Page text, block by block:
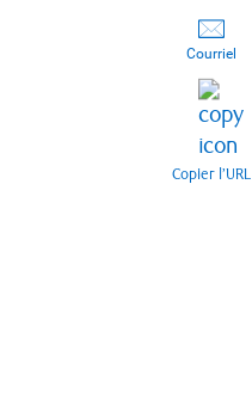
Courriel
Copier l’URL